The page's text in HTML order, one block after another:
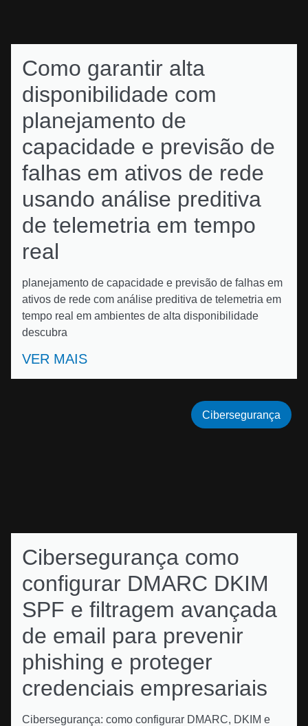
Como garantir alta
disponibilidade com
planejamento de
capacidade e previsão de
falhas em ativos de rede
usando análise preditiva
de telemetria em tempo
real
planejamento de capacidade e previsão de falhas em
ativos de rede com análise preditiva de telemetria em
tempo real em ambientes de alta disponibilidade
descubra
VER MAIS
Cibersegurança como
configurar DMARC DKIM
SPF e filtragem avançada
de email para prevenir
phishing e proteger
credenciais empresariais
Cibersegurança: como configurar DMARC, DKIM e
Cibersegurança